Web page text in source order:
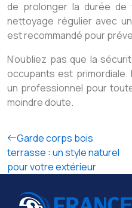
de prolonger la durée de
nettoyage régulier avec
est recommandé pour
N’oubliez pas que la
occupants est primordiale.
un professionnel pour
moindre doute.
Garde corps bois
terrasse : un style naturel
pour votre extérieur